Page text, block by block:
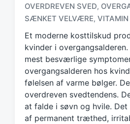
a
g
e
d
w
h
OVERDREVEN SVED,
SÆNKET VELVÆRE,
Et moderne kosttilskud
kvinder i
mest besværlige
overgangsalderen hos
følelsen af varme bølger.
overdreven svedtendens.
at falde i søvn og hvile. Det
af permanent træthed,